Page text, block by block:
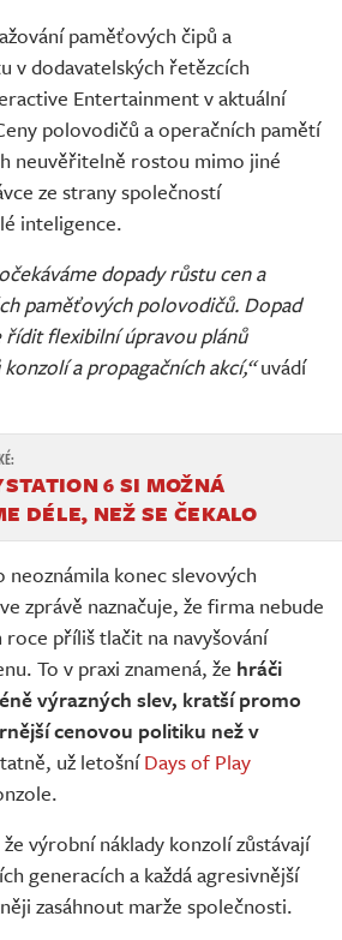
paměťových čipů a
v dodavatelských řetězcích
Entertainment v aktuální
polovodičů a operačních pamětí
neuvěřitelně rostou mimo jiné
ze strany společností
inteligence.
dopady růstu cen a
paměťových polovodičů. Dopad
řídit flexibilní úpravou plánů
a propagačních akcí,“uvádí
6 SI MOŽNÁ
DÉLE, NEŽ SE ČEKALO
konec slevových
zprávě naznačuje, že firma nebude
příliš tlačit na navyšování
To v praxi znamená, že hráči
výrazných slev, kratší promo
cenovou politiku než v
už letošníDays of Play
výrobní náklady konzolí zůstávají
generacích a každá agresivnější
zasáhnout marže společnosti.